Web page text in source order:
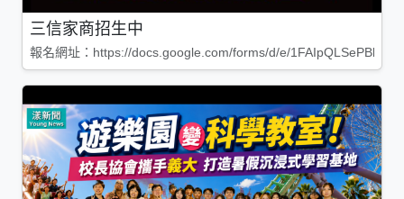
三信家商招生中
報名網址：https://docs.google.com/forms/d/e/